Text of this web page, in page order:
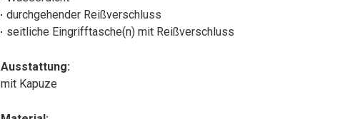
durchgehender Reißverschluss
seitliche Eingrifftasche(n) mit Reißverschluss
Ausstattung:
mit Kapuze